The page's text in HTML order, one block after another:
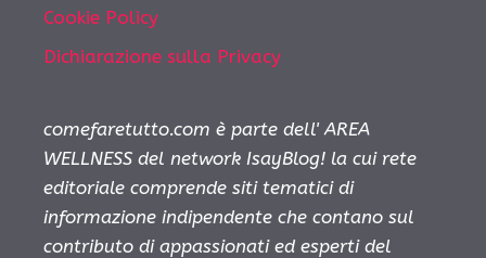
Cookie Policy
Dichiarazione sulla Privacy
comefaretutto.com è parte dell' AREA
WELLNESS del network IsayBlog! la cui rete
editoriale comprende siti tematici di
informazione indipendente che contano sul
contributo di appassionati ed esperti del